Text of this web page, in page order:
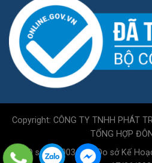
Copyright: CÔNG TY TNHH PHÁT
TỔNG HỢP
GPKD số 0110034717 Do sở Kế